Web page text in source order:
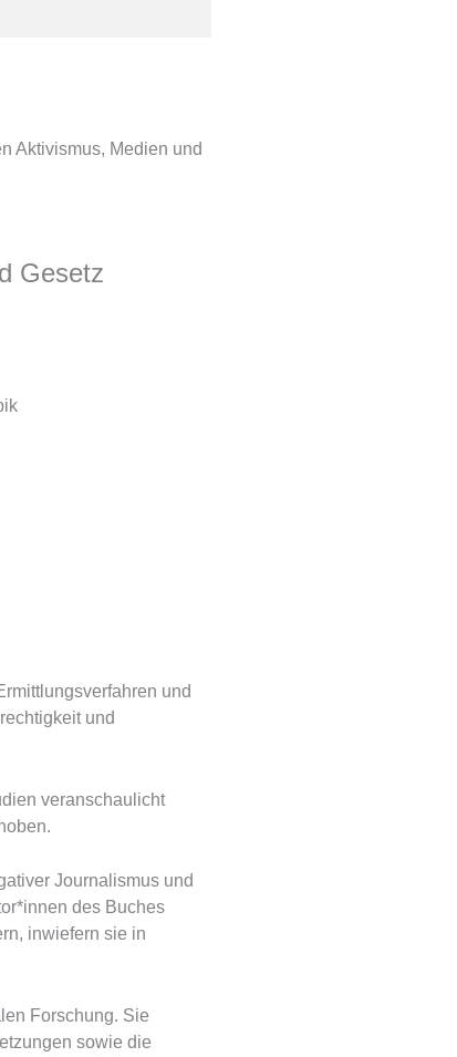
Aktivismus, Medien und
Gesetz
und
und
veranschaulicht
Journalismus und
des Buches
inwiefern sie in
Forschung. Sie
sowie die